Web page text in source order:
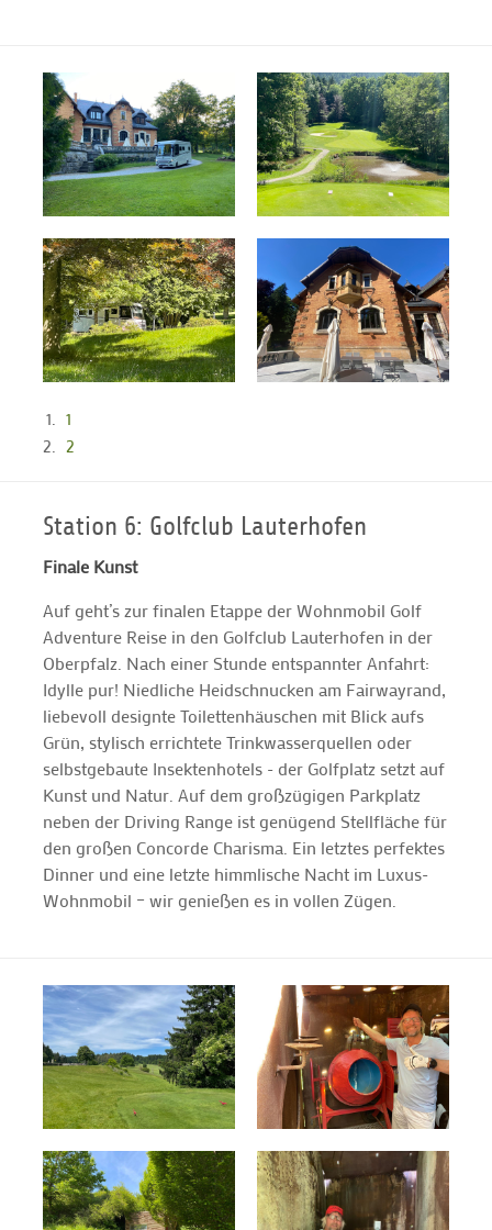
1
2
Station 6: Golfclub Lauterhofen
Finale Kunst
Auf geht’s zur finalen Etappe der Wohnmobil Golf
Adventure Reise in den Golfclub Lauterhofen in der
Oberpfalz. Nach einer Stunde entspannter Anfahrt:
Idylle pur! Niedliche Heidschnucken am Fairwayrand,
liebevoll designte Toilettenhäuschen mit Blick aufs
Grün, stylisch errichtete Trinkwasserquellen oder
selbstgebaute Insektenhotels - der Golfplatz setzt auf
Kunst und Natur. Auf dem großzügigen Parkplatz
neben der Driving Range ist genügend Stellfläche für
den großen Concorde Charisma. Ein letztes perfektes
Dinner und eine letzte himmlische Nacht im Luxus-
Wohnmobil – wir genießen es in vollen Zügen.